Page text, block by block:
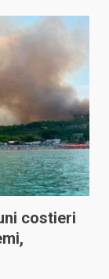
costieri